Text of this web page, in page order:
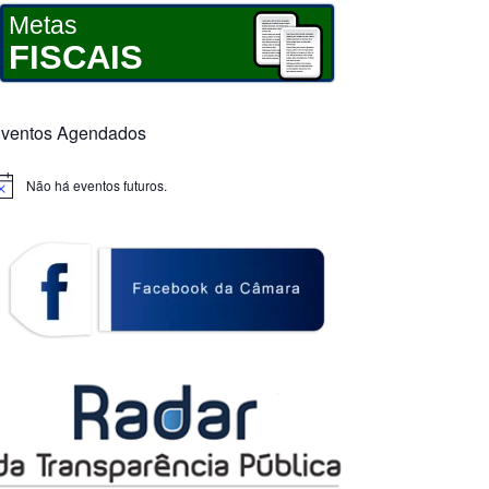
Metas
FISCAIS
Agendados
Não há eventos futuros.